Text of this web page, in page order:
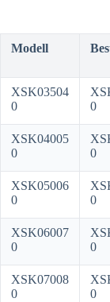
Modell
XSK03504
0
0
XSK04005
0
0
XSK05006
0
0
XSK06007
0
0
XSK07008
0
0